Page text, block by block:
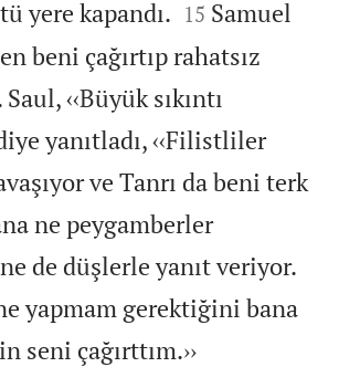
yere kapandı. 

15 Samuel
beni çağırtıp rahatsız
‹‹Büyük sıkıntı
yanıtladı, ‹‹Filistliler
ve Tanrı da beni terk
ne peygamberler
ne de düşlerle yanıt veriyor.
yapmam gerektiğini bana
seni çağırttım.››